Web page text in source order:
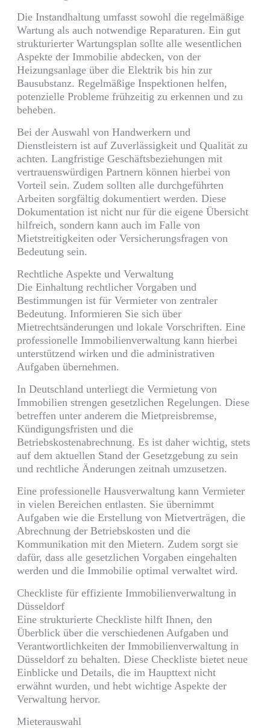
Die Instandhaltung umfasst sowohl die regelmäßige
Wartung als auch notwendige Reparaturen. Ein gut
strukturierter Wartungsplan sollte alle wesentlichen
Aspekte der Immobilie abdecken, von der
Heizungsanlage über die Elektrik bis hin zur
Bausubstanz. Regelmäßige Inspektionen helfen,
potenzielle Probleme frühzeitig zu erkennen und zu
beheben.
Bei der Auswahl von Handwerkern und
Dienstleistern ist auf Zuverlässigkeit und Qualität zu
achten. Langfristige Geschäftsbeziehungen mit
vertrauenswürdigen Partnern können hierbei von
Vorteil sein. Zudem sollten alle durchgeführten
Arbeiten sorgfältig dokumentiert werden. Diese
Dokumentation ist nicht nur für die eigene Übersicht
hilfreich, sondern kann auch im Falle von
Mietstreitigkeiten oder Versicherungsfragen von
Bedeutung sein.
Rechtliche Aspekte und Verwaltung
Die Einhaltung rechtlicher Vorgaben und
Bestimmungen ist für Vermieter von zentraler
Bedeutung. Informieren Sie sich über
Mietrechtsänderungen und lokale Vorschriften. Eine
professionelle Immobilienverwaltung kann hierbei
unterstützend wirken und die administrativen
Aufgaben übernehmen.
In Deutschland unterliegt die Vermietung von
Immobilien strengen gesetzlichen Regelungen. Diese
betreffen unter anderem die Mietpreisbremse,
Kündigungsfristen und die
Betriebskostenabrechnung. Es ist daher wichtig, stets
auf dem aktuellen Stand der Gesetzgebung zu sein
und rechtliche Änderungen zeitnah umzusetzen.
Eine professionelle Hausverwaltung kann Vermieter
in vielen Bereichen entlasten. Sie übernimmt
Aufgaben wie die Erstellung von Mietverträgen, die
Abrechnung der Betriebskosten und die
Kommunikation mit den Mietern. Zudem sorgt sie
dafür, dass alle gesetzlichen Vorgaben eingehalten
werden und die Immobilie optimal verwaltet wird.
Checkliste für effiziente Immobilienverwaltung in
Düsseldorf
Eine strukturierte Checkliste hilft Ihnen, den
Überblick über die verschiedenen Aufgaben und
Verantwortlichkeiten der Immobilienverwaltung in
Düsseldorf zu behalten. Diese Checkliste bietet neue
Einblicke und Details, die im Haupttext nicht
erwähnt wurden, und hebt wichtige Aspekte der
Verwaltung hervor.
Mieterauswahl